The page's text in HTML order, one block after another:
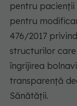
pentru pacienții
pentru
476/2017
structurilor
îngrijirea
transparență
Sănătății.